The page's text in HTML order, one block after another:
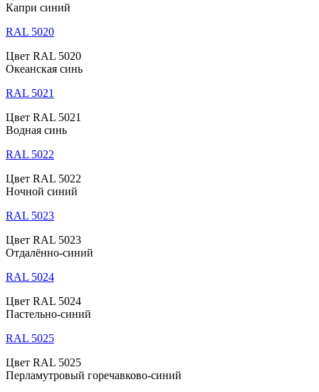
Капри синий
RAL 5020
Цвет RAL 5020
Океанская синь
RAL 5021
Цвет RAL 5021
Водная синь
RAL 5022
Цвет RAL 5022
Ночной синий
RAL 5023
Цвет RAL 5023
Отдалённо-синий
RAL 5024
Цвет RAL 5024
Пастельно-синий
RAL 5025
Цвет RAL 5025
Перламутровый горечавково-синий